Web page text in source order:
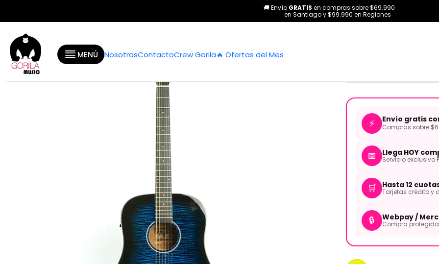
MENÚ NosotrosContactoCrew Gorila🔥 Ofertas del Mes
🚚 Envío GRATIS en compras sobre $69.990
en Santiago y $99.990 en Regiones
Electroacústicas Guitarra Electroacustica Atrigrada
⚡ Envío gratis con
Compras sobre
📅 Llega HOY
Servicio exclusivo
🛒 Hasta 12
Tarjetas crédito y
🔒 Webpay /
Compra